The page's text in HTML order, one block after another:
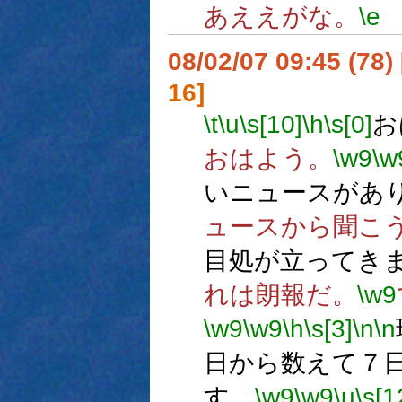
あええがな。 \e
08/02/07 09:45 (78)
16]
\t\u\s[10]\h\s[0]
おはよう。 \w9
いニュースがあ
ュースから聞こ
目処が立ってき
れは朗報だ。 \w9
\w9\w9\h\s[3]\n\n
日から数えて７